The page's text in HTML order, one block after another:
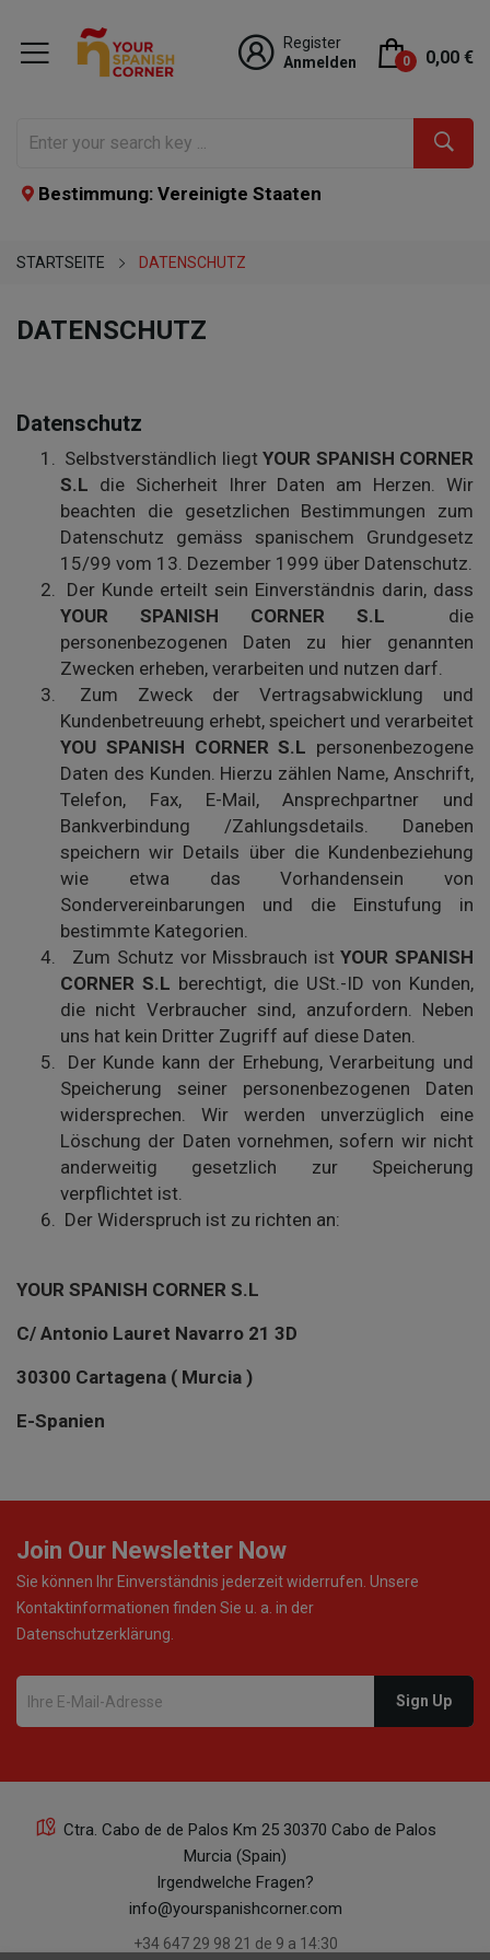
Register
Anmelden
0 0,00 €
Bestimmung: Vereinigte Staaten
STARTSEITE DATENSCHUTZ
DATENSCHUTZ
Datenschutz
Selbstverständlich liegtYOUR SPANISH CORNER
S.L die Sicherheit Ihrer Daten am Herzen. Wir
beachten die gesetzlichen Bestimmungen zum
Datenschutz gemäss spanischem Grundgesetz
15/99 vom 13. Dezember 1999 über Datenschutz.
Der Kunde erteilt sein Einverständnis darin, dass
YOUR SPANISH CORNER S.L die
personenbezogenen Daten zu hier genannten
Zwecken erheben, verarbeiten und nutzen darf.
Zum Zweck der Vertragsabwicklung und
Kundenbetreuung erhebt, speichert und verarbeitet
YOU SPANISH CORNER S.L personenbezogene
Daten des Kunden. Hierzu zählen Name, Anschrift,
Telefon, Fax, E-Mail, Ansprechpartner und
Bankverbindung /Zahlungsdetails. Daneben
speichern wir Details über die Kundenbeziehung
wie etwa das Vorhandensein von
Sondervereinbarungen und die Einstufung in
bestimmte Kategorien.
Zum Schutz vor Missbrauch istYOUR SPANISH
CORNER S.L berechtigt, die USt.-ID von Kunden,
die nicht Verbraucher sind, anzufordern. Neben
uns hat kein Dritter Zugriff auf diese Daten.
Der Kunde kann der Erhebung, Verarbeitung und
Speicherung seiner personenbezogenen Daten
widersprechen. Wir werden unverzüglich eine
Löschung der Daten vornehmen, sofern wir nicht
anderweitig gesetzlich zur Speicherung
verpflichtet ist.
Der Widerspruch ist zu richten an:
YOUR SPANISH CORNER S.L
C/ Antonio Lauret Navarro 21 3D
30300 Cartagena ( Murcia )
E-Spanien
Join Our Newsletter Now
Sie können Ihr Einverständnis jederzeit widerrufen. Unsere
Kontaktinformationen finden Sie u. a. in der
Datenschutzerklärung.
Ctra. Cabo de de Palos Km 25 30370 Cabo de Palos
Murcia (Spain)
Irgendwelche Fragen?
info@yourspanishcorner.com
+34 647 29 98 21 de 9 a 14:30